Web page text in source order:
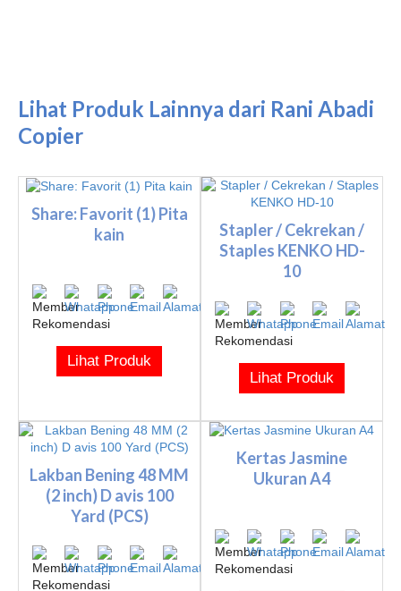
Lihat Produk Lainnya dari Rani Abadi
Copier
Share: Favorit (1) Pita
kain
Lihat Produk
Stapler / Cekrekan /
Staples KENKO HD-
10
Lihat Produk
Lakban Bening 48 MM
(2 inch) D avis 100
Yard (PCS)
Kertas Jasmine
Ukuran A4